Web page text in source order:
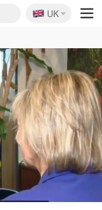
🇬🇧
UK